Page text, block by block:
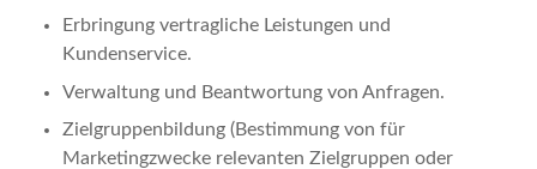
Erbringung vertragliche Leistungen und
Kundenservice.
Verwaltung und Beantwortung von Anfragen.
Zielgruppenbildung (Bestimmung von für
Marketingzwecke relevanten Zielgruppen oder